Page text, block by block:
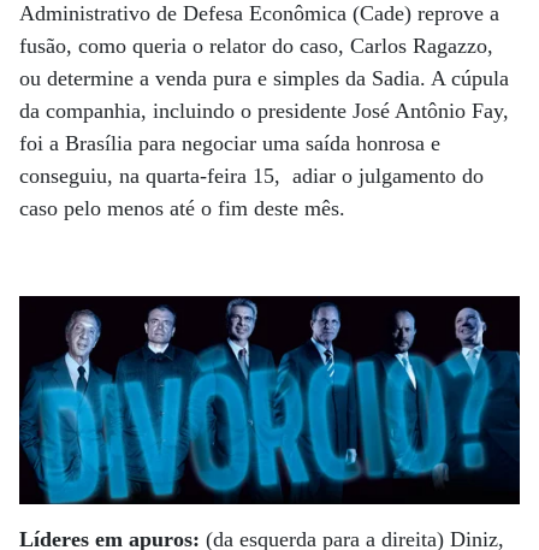
Administrativo de Defesa Econômica (Cade) reprove a
fusão, como queria o relator do caso, Carlos Ragazzo,
ou determine a venda pura e simples da Sadia. A cúpula
da companhia, incluindo o presidente José Antônio Fay,
foi a Brasília para negociar uma saída honrosa e
conseguiu, na quarta-feira 15, adiar o julgamento do
caso pelo menos até o fim deste mês.
Líderes em apuros: (da esquerda para a direita) Diniz,